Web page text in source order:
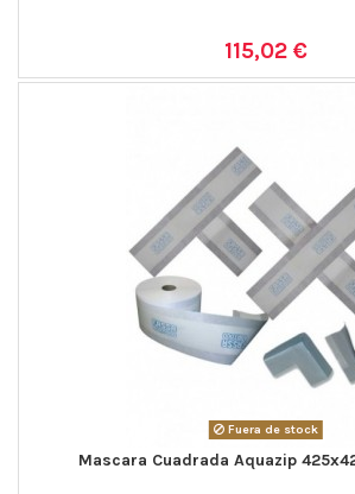
115,02 €
Fuera de stock
Mascara Cuadrada Aquazip